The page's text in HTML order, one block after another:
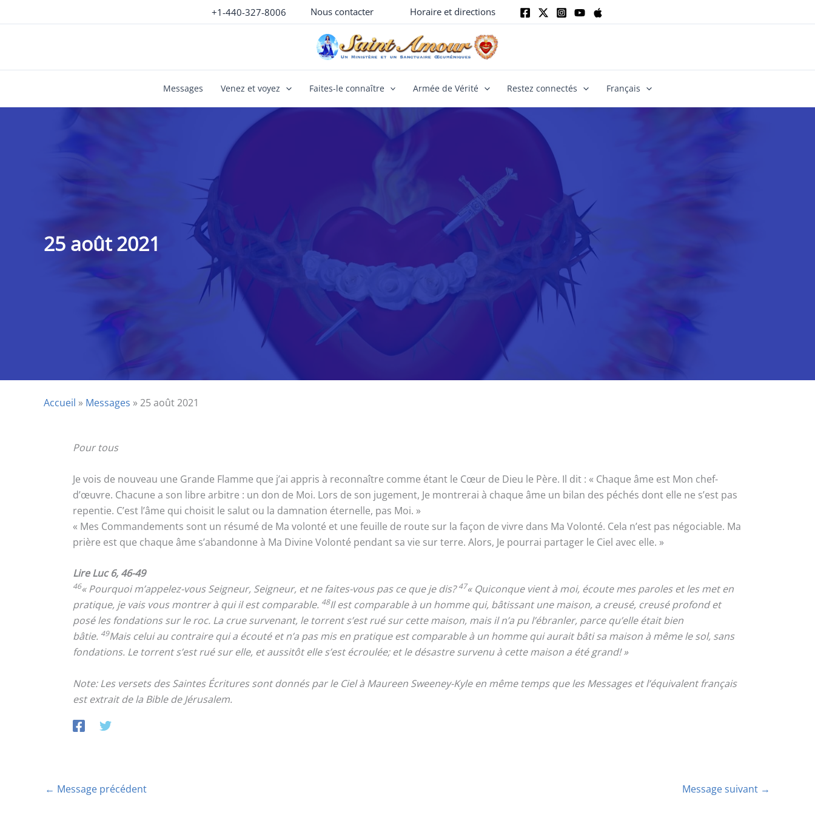
au
+1-440-327-8006 Nous contacter Horaire et directions
Messages Venez et voyez Faites-le connaître Armée de Vérité Restez connectés Français
25 août 2021
Accueil » Messages »25 août 2021
Pour tous
Je vois de nouveau une Grande Flamme que j’ai appris à reconnaître comme étant le Cœur de Dieu le Père. Il dit : « Chaque âme est Mon chef-
d’œuvre. Chacune a son libre arbitre : un don de Moi. Lors de son jugement, Je montrerai à chaque âme un bilan des péchés dont elle ne s’est pas
repentie. C’est l’âme qui choisit le salut ou la damnation éternelle, pas Moi. »
« Mes Commandements sont un résumé de Ma volonté et une feuille de route sur la façon de vivre dans Ma Volonté. Cela n’est pas négociable. Ma
prière est que chaque âme s’abandonne à Ma Divine Volonté pendant sa vie sur terre. Alors, Je pourrai partager le Ciel avec elle. »
Lire Luc 6, 46-49
46« Pourquoi m’appelez-vous Seigneur, Seigneur, et ne faites-vous pas ce que je dis?47« Quiconque vient à moi, écoute mes paroles et les met en
pratique, je vais vous montrer à qui il est comparable. 48Il est comparable à un homme qui, bâtissant une maison, a creusé, creusé profond et
posé les fondations sur le roc. La crue survenant, le torrent s’est rué sur cette maison, mais il n’a pu l’ébranler, parce qu’elle était bien
bâtie. 49Mais celui au contraire qui a écouté et n’a pas mis en pratique est comparable à un homme qui aurait bâti sa maison à même le sol, sans
fondations. Le torrent s’est rué sur elle, et aussitôt elle s’est écroulée; et le désastre survenu à cette maison a été grand! »
Note: Les versets des Saintes Écritures sont donnés par le Ciel à Maureen Sweeney-Kyle en même temps que les Messages et l’équivalent français
est extrait de la Bible de Jérusalem.
← Message précédent Message suivant →